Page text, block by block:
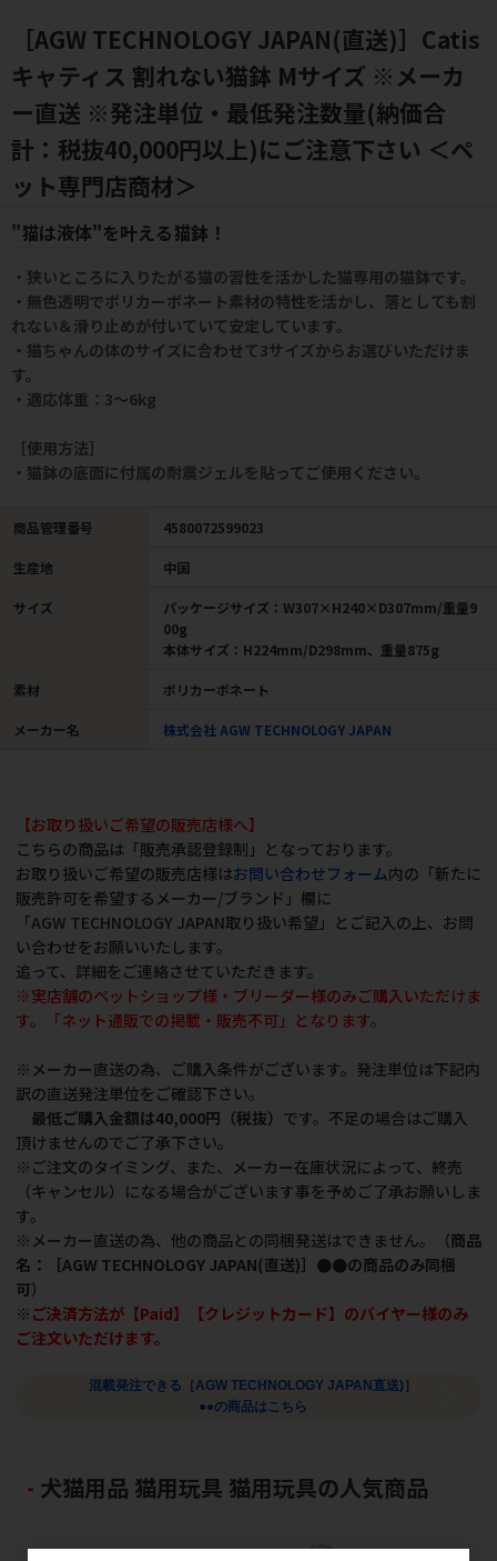
［AGW TECHNOLOGY JAPAN(直送)］Catis
キャティス 割れない猫鉢 Mサイズ ※メーカ
ー直送 ※発注単位・最低発注数量(納価合
計：税抜40,000円以上)にご注意下さい ＜ペ
ット専門店商材＞
"猫は液体"を叶える猫鉢！
・狭いところに入りたがる猫の習性を活かした猫専用の猫鉢です。
・無色透明でポリカーボネート素材の特性を活かし、落としても割
れない＆滑り止めが付いていて安定しています。
・猫ちゃんの体のサイズに合わせて3サイズからお選びいただけま
す。
・適応体重：3～6kg
［使用方法］
・猫鉢の底面に付属の耐震ジェルを貼ってご使用ください。
商品管理番号 4580072599023
生産地 中国
サイズ
パッケージサイズ：W307×H240×D307mm/重量9
00g
本体サイズ：H224mm/D298mm、重量875g
素材 ポリカーボネート
メーカー名 株式会社 AGW TECHNOLOGY JAPAN
【お取り扱いご希望の販売店様へ】
こちらの商品は「販売承認登録制」となっております。
お取り扱いご希望の販売店様はお問い合わせフォーム内の「新たに
販売許可を希望するメーカー/ブランド」欄に
「AGW TECHNOLOGY JAPAN取り扱い希望」とご記入の上、お問
い合わせをお願いいたします。
追って、詳細をご連絡させていただきます。
※実店舗のペットショップ様・ブリーダー様のみご購入いただけま
す。「ネット通販での掲載・販売不可」となります。
※メーカー直送の為、ご購入条件がございます。発注単位は下記内
訳の直送発注単位をご確認下さい。
最低ご購入金額は40,000円（税抜） です。不足の場合はご購入
頂けませんのでご了承下さい。
※ご注文のタイミング、また、メーカー在庫状況によって、終売
（キャンセル）になる場合がございます事を予めご了承お願いしま
す。
※メーカー直送の為、他の商品との同梱発送はできません。（商品
名：［AGW TECHNOLOGY JAPAN(直送)］●●の商品のみ同梱
可）
※ ご決済方法が【Paid】【クレジットカード】のバイヤー様のみ
ご注文いただけます。
混載発注できる［AGW TECHNOLOGY JAPAN直送)］
●●の商品はこちら
犬猫用品 猫用玩具 猫用玩具の人気商品